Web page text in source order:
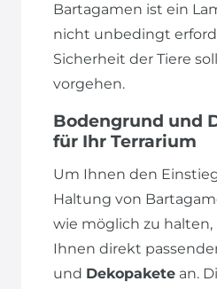
Bartagamen ist ein
nicht unbedingt
Sicherheit der Tiere
vorgehen.
Bodengrund und
für Ihr Terrarium
Um Ihnen den
Haltung von
wie möglich zu
Ihnen direkt
und Dekopakete an.